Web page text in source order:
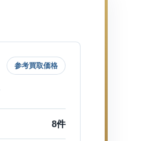
参考買取価格
8件